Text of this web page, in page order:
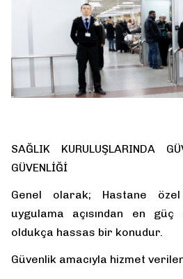
SAĞLIK KURULUŞLARINDA
GÜVENLİĞİ
Genel olarak; Hastane
uygulama açısından en
oldukça hassas bir konudur.
Güvenlik amacıyla hizmet